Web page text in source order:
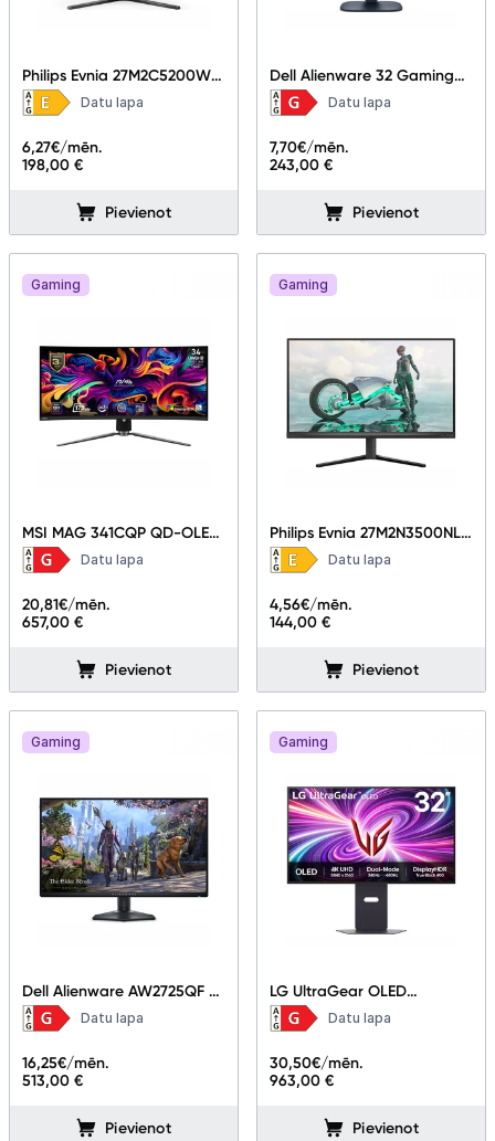
Philips Evnia 27M2C5200W/
00 27"
Datu lapa
198,00 €
6,27€/mēn.
Pievienot
Dell Alienware 32 Gaming
Monitor - AW3225DM
Datu lapa
243,00 €
7,70€/mēn.
Pievienot
Gaming
MSI MAG 341CQP QD-OLED
34"
Datu lapa
657,00 €
20,81€/mēn.
Pievienot
Gaming
Philips Evnia 27M2N3500NL
27"
Datu lapa
144,00 €
4,56€/mēn.
Pievienot
Gaming
Dell Alienware AW2725QF 27
"
Datu lapa
513,00 €
16,25€/mēn.
Pievienot
Gaming
LG UltraGear OLED
32GX870A-B 31.5"
Datu lapa
963,00 €
30,50€/mēn.
Pievienot